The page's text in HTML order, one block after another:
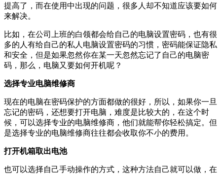
提高了，而在使用中出现的问题，很多人却不知道应该要如何
来解决。
比如，在公司上班的白领都会给自己的电脑设置密码，也有很
多的人有给自己的私人电脑设置密码的习惯，密码能保证隐私
和安全，但是如果忽然你在某一天忽然忘记了自己的电脑密
码，那么，电脑又要如何开机呢？
选择专业电脑维修商
现在的电脑在密码保护的方面都做的很好，所以，如果你一旦
忘记的密码，还想要打开电脑，难度是比较大的，在这个时
候，可以选择专业的电脑维修商，他们就能帮你轻松搞定。但
是选择专业的电脑维修商往往都会收取你不小的费用。
打开机箱取出电池
也可以选择自己手动操作的方式，这种方法自己就可以做，在